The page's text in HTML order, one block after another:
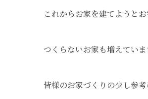
これからお家を建てようと
つくらないお家も増えてい
皆様のお家づくりの少し参考